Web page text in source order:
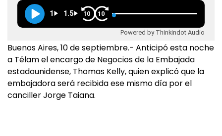
1 1.5 10 10
Powered by Thinkindot Audio
Buenos Aires, 10 de septiembre.- Anticipó esta noche
a Télam el encargo de Negocios de la Embajada
estadounidense, Thomas Kelly, quien explicó que la
embajadora será recibida ese mismo día por el
canciller Jorge Taiana.